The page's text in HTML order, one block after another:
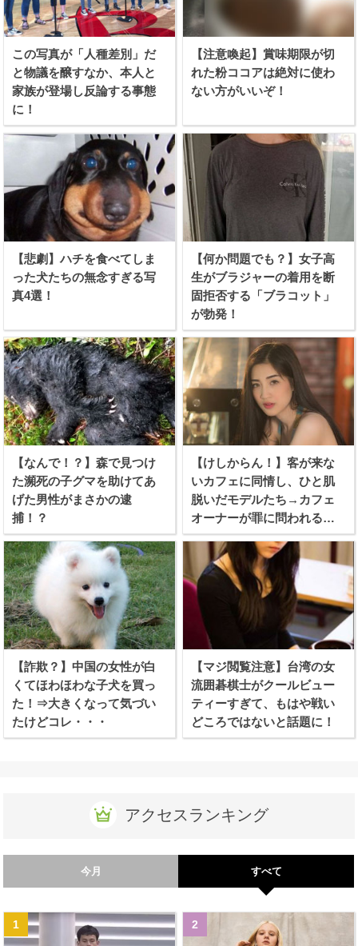
この写真が「人種差別」だ
と物議を醸すなか、本人と
家族が登場し反論する事態
に！
【注意喚起】賞味期限が切
れた粉ココアは絶対に使わ
ない方がいいぞ！
【悲劇】ハチを食べてしま
った犬たちの無念すぎる写
真4選！
【何か問題でも？】女子高
生がブラジャーの着用を断
固拒否する「ブラコット」
が勃発！
【なんで！？】森で見つけ
た瀕死の子グマを助けてあ
げた男性がまさかの逮
捕！？
【けしからん！】客が来な
いカフェに同情し、ひと肌
脱いだモデルたち→カフェ
オーナーが罪に問われる事
態に！
【詐欺？】中国の女性が白
くてほわほわな子犬を買っ
た！⇒大きくなって気づい
たけどコレ・・・
【マジ閲覧注意】台湾の女
流囲碁棋士がクールビュー
ティーすぎて、もはや戦い
どころではないと話題に！
アクセスランキング
今月 すべて